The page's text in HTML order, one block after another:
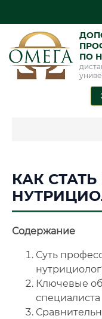
ПО
Стоимость по
📜 Документы и
🔍Нажмите на
КАК
Содержание
Суть
Ключевые
специалиста